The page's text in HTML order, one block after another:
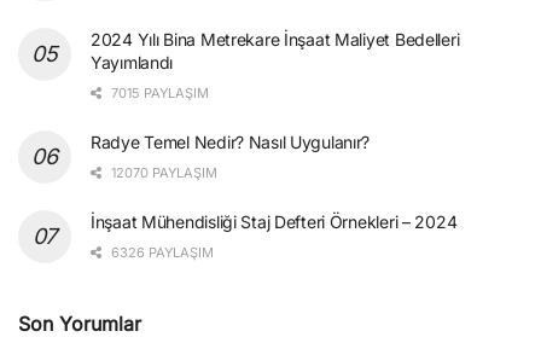
2024 Yılı Bina Metrekare İnşaat Maliyet Bedelleri
Yayımlandı
7015 PAYLAŞIM
Radye Temel Nedir? Nasıl Uygulanır?
12070 PAYLAŞIM
İnşaat Mühendisliği Staj Defteri Örnekleri – 2024
6326 PAYLAŞIM
Son Yorumlar